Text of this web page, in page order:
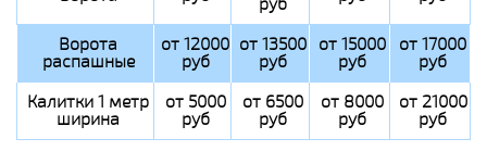
Ворота
распашные
от 12000
руб
от 13500
руб
от 15000
руб
от 17000
руб
Калитки 1 метр
ширина
от 5000
руб
от 6500
руб
от 8000
руб
от 21000
руб